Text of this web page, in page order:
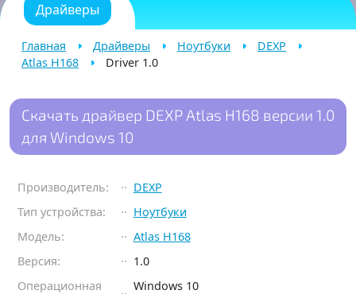
Драйверы
Главная Драйверы Ноутбуки
DEXP
Atlas H168
Driver 1.0
Скачать драйвер DEXP Atlas H168 версии 1.0
для Windows 10
Производитель:
DEXP
Тип устройства:
Ноутбуки
Модель:
Atlas H168
Версия:
1.0
Операционная
Windows 10